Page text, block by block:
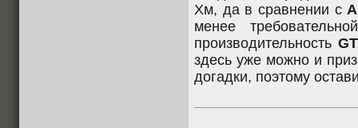
Хм, да в сравнении с
менее
производительность
здесь уже можно и
догадки, поэтому